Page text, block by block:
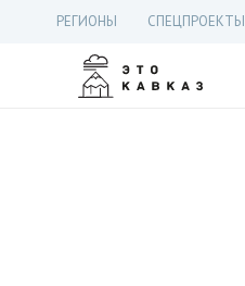
РЕГИОНЫ СПЕЦПРОЕКТЫ